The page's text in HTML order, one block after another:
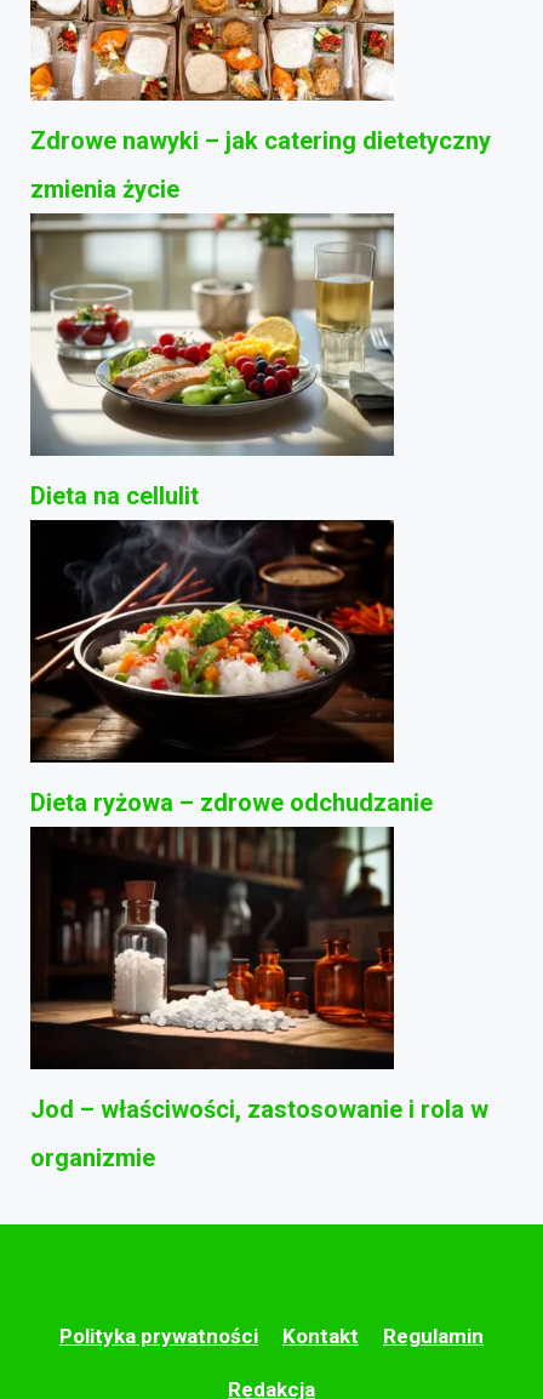
Zdrowe nawyki – jak catering dietetyczny
zmienia życie
Dieta na cellulit
Dieta ryżowa – zdrowe odchudzanie
Jod – właściwości, zastosowanie i rola w
organizmie
Polityka prywatności Kontakt Regulamin
Redakcja